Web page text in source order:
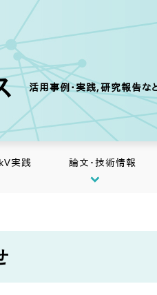
活用事例・実践,研究報告な
実践 論文・技術情報